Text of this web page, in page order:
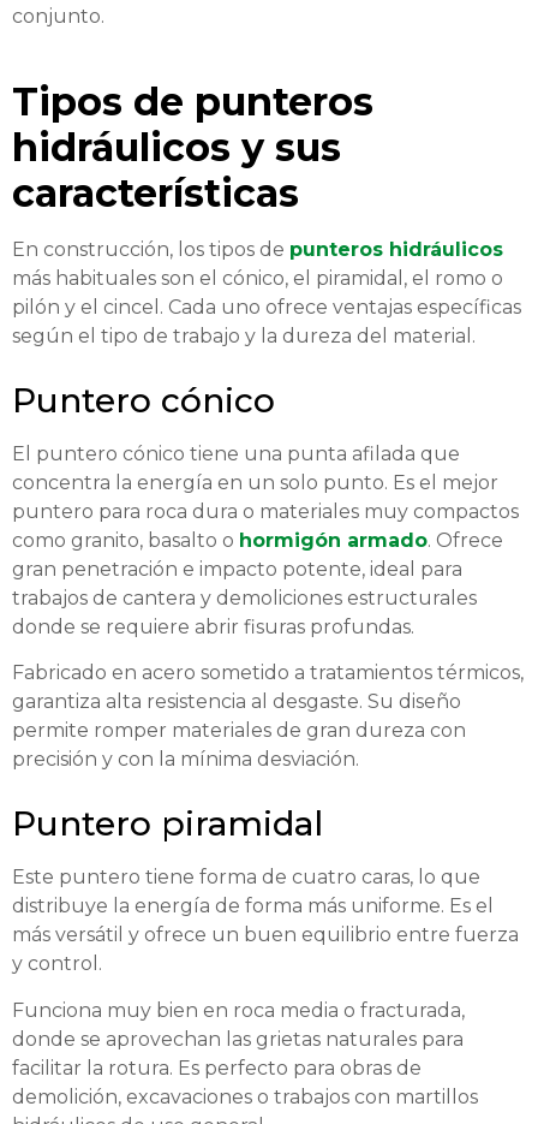
conjunto.
Tipos de punteros
hidráulicos y sus
características
En construcción, los tipos de punteros hidráulicos
más habituales son el cónico, el piramidal, el romo o
pilón y el cincel. Cada uno ofrece ventajas específicas
según el tipo de trabajo y la dureza del material.
Puntero cónico
El puntero cónico tiene una punta afilada que
concentra la energía en un solo punto. Es el mejor
puntero para roca dura o materiales muy compactos
como granito, basalto o hormigón armado. Ofrece
gran penetración e impacto potente, ideal para
trabajos de cantera y demoliciones estructurales
donde se requiere abrir fisuras profundas.
Fabricado en acero sometido a tratamientos térmicos,
garantiza alta resistencia al desgaste. Su diseño
permite romper materiales de gran dureza con
precisión y con la mínima desviación.
Puntero piramidal
Este puntero tiene forma de cuatro caras, lo que
distribuye la energía de forma más uniforme. Es el
más versátil y ofrece un buen equilibrio entre fuerza
y control.
Funciona muy bien en roca media o fracturada,
donde se aprovechan las grietas naturales para
facilitar la rotura. Es perfecto para obras de
demolición, excavaciones o trabajos con martillos